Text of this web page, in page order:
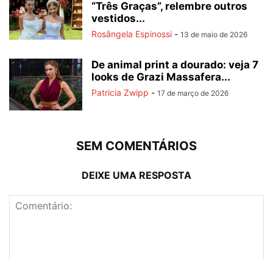
“Três Graças”, relembre outros
vestidos...
Rosângela Espinossi - 13 de maio de 2026
De animal print a dourado: veja 7
looks de Grazi Massafera...
Patricia Zwipp - 17 de março de 2026
SEM COMENTÁRIOS
DEIXE UMA RESPOSTA